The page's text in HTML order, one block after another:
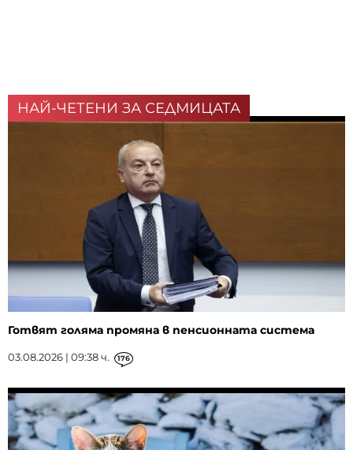
НАЙ-ЧЕТЕНИ ЗА СЕДМИЦАТА
Готвят голяма промяна в пенсионната система
03.08.2026 | 09:38 ч. 176